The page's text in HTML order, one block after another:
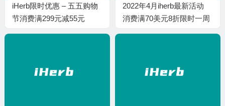
iHerb限时优惠 – 五五购物
节消费满299元减55元
2022年4月iherb最新活动
消费满70美元8折限时一周